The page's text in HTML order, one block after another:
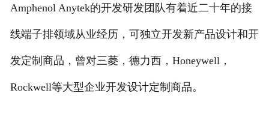
Amphenol Anytek的开发研发团队有着近二十年的接
线端子排领域从业经历，可独立开发新产品设计和开
发定制商品，曾对三菱，德力西，Honeywell，
Rockwell等大型企业开发设计定制商品。